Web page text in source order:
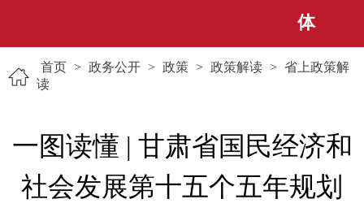
体
首页 > 政务公开 > 政策 > 政策解读 > 省上政策解
读
一图读懂 | 甘肃省国民经济和
社会发展第十五个五年规划